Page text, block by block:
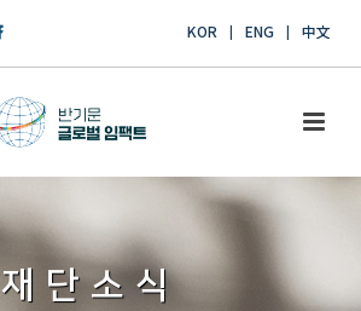
KOR ENG 中文
재단소식